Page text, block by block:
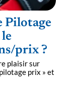
Pilotage
prix ?
plaisir sur
prix » et